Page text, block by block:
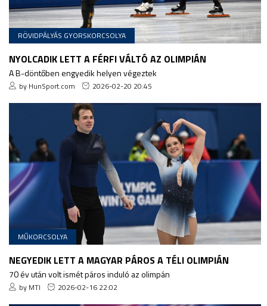
RÖVIDPÁLYÁS GYORSKORCSOLYA
NYOLCADIK LETT A FÉRFI VÁLTÓ AZ OLIMPIÁN
A B-döntőben engyedik helyen végeztek
by HunSport.com 2026-02-20 20:45
MŰKORCSOLYA
NEGYEDIK LETT A MAGYAR PÁROS A TÉLI OLIMPIÁN
70 év után volt ismét páros induló az olimpán
by MTI 2026-02-16 22:02